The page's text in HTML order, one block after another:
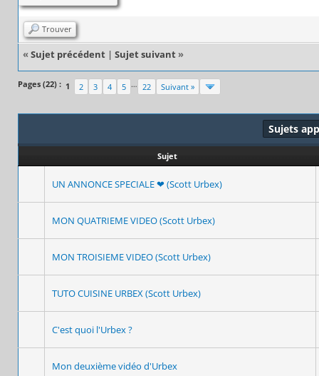
Trouver
« Sujet précédent | Sujet suivant »
Pages (22) : 1 2 3 4 5 … 22 Suivant »
Sujets
Sujet
UN ANNONCE SPECIALE ❤ (Scott Urbex)
MON QUATRIEME VIDEO (Scott Urbex)
MON TROISIEME VIDEO (Scott Urbex)
TUTO CUISINE URBEX (Scott Urbex)
C'est quoi l'Urbex ?
Mon deuxième vidéo d'Urbex